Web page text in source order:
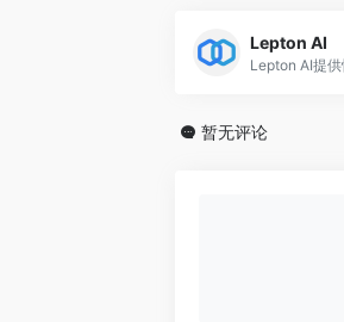
Lepton AI
暂无评论